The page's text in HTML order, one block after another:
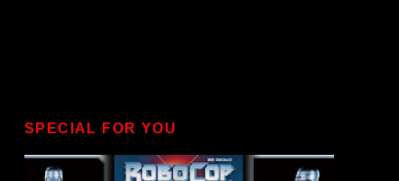
SPECIAL FOR YOU